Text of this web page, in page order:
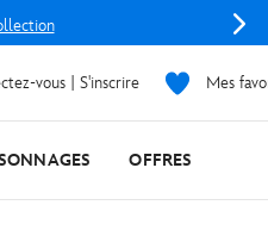
vous | S'inscrire Mes
OFFRES